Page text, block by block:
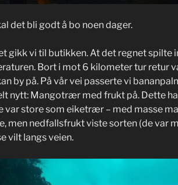
det bli godt å bo noen dager.
gikk vi til butikken. At det regnet spilte
Bort i mot 6 kilometer tur retur
by på. På vår vei passerte vi
nytt: Mangotrær med frukt på. Dette
store som eiketrær – med masse
men nedfallsfrukt viste sorten (de var
vilt langs veien.